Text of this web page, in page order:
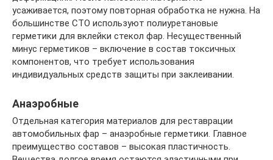
усаживается, поэтому повторная обработка не нужна. На
большинстве СТО используют полиуретановые
герметики для вклейки стекол фар. Несущественный
минус герметиков – включение в состав токсичных
компонентов, что требует использования
индивидуальных средств защиты при заклеивании.
Анаэробные
Отдельная категория материалов для реставрации
автомобильных фар – анаэробные герметики. Главное
преимущество составов – высокая пластичность.